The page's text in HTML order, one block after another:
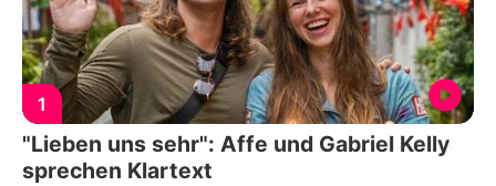
1
"Lieben uns sehr": Affe und Gabriel Kelly
sprechen Klartext